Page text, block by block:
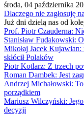
środa, 04 października
Dlaczego nie zagłosuję
Już dni dzielą nas od
Prof. Piotr Czauderna:
Stanisław Fudakowski:
Mikołaj Jacek
skłócił Polaków
Piotr Kotlarz: Z trzech
Roman Dambek: Jest
Andrzej Michałowski:
porządkiem
Mariusz Wilczyński:
decyzji